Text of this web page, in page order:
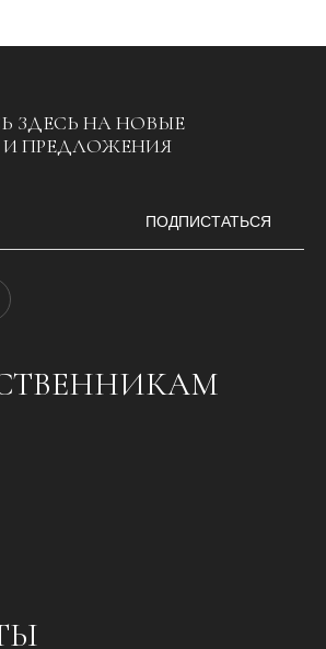
ЗДЕСЬ НА НОВЫЕ
И ПРЕДЛОЖЕНИЯ
ПОДПИСТАТЬСЯ